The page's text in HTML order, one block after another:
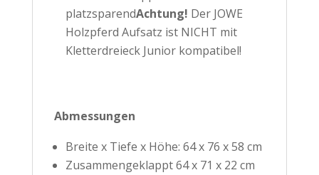
platzsparendAchtung! Der JOWE
Holzpferd Aufsatz ist NICHT mit
Kletterdreieck Junior kompatibel!
Abmessungen
Breite x Tiefe x Höhe: 64 x 76 x 58 cm
Zusammengeklappt 64 x 71 x 22 cm